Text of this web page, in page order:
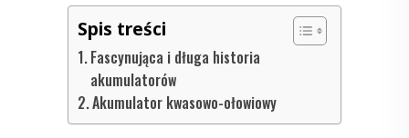
Spis treści
Fascynująca i długa historia
akumulatorów
Akumulator kwasowo-ołowiowy